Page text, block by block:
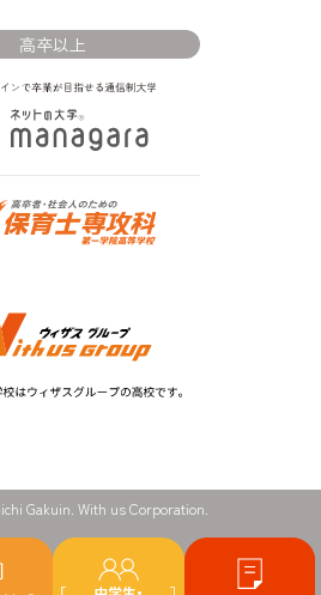
高卒以上
Gakuin. With us Corporation.